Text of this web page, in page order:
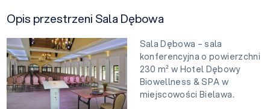
Opis przestrzeni Sala Dębowa
Sala Dębowa – sala
konferencyjna o powierzchni
230 m² w Hotel Dębowy
Biowellness & SPA w
miejscowości Bielawa.